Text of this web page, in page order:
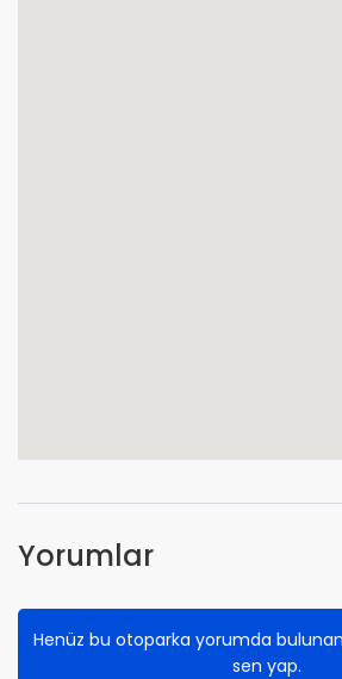
Yorumlar
Henüz bu otoparka yorumda
sen yap.